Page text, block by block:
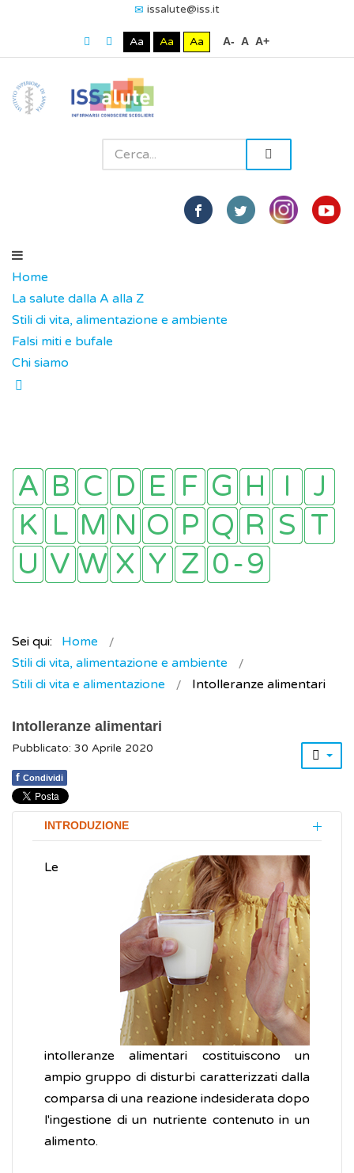
issalute@iss.it
Aa Aa Aa A- A A+
Home
La salute dalla A alla Z
Stili di vita, alimentazione e ambiente
Falsi miti e bufale
Chi siamo
Sei qui:
Home
Stili di vita, alimentazione e ambiente
Stili di vita e alimentazione
Intolleranze alimentari
Intolleranze alimentari
Pubblicato: 30 Aprile 2020
f Condividi
INTRODUZIONE
Le
intolleranze alimentari costituiscono un
ampio gruppo di disturbi caratterizzati dalla
comparsa di una reazione indesiderata dopo
l'ingestione di un nutriente contenuto in un
alimento.